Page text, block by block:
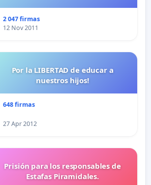
2 047 firmas
12 Nov 2011
Por la LIBERTAD de educar a
nuestros hijos!
648 firmas
27 Apr 2012
Prisión para los responsables de
Estafas Piramidales.